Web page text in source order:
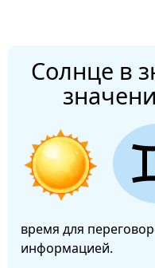
Солнце в
время для
информацией.